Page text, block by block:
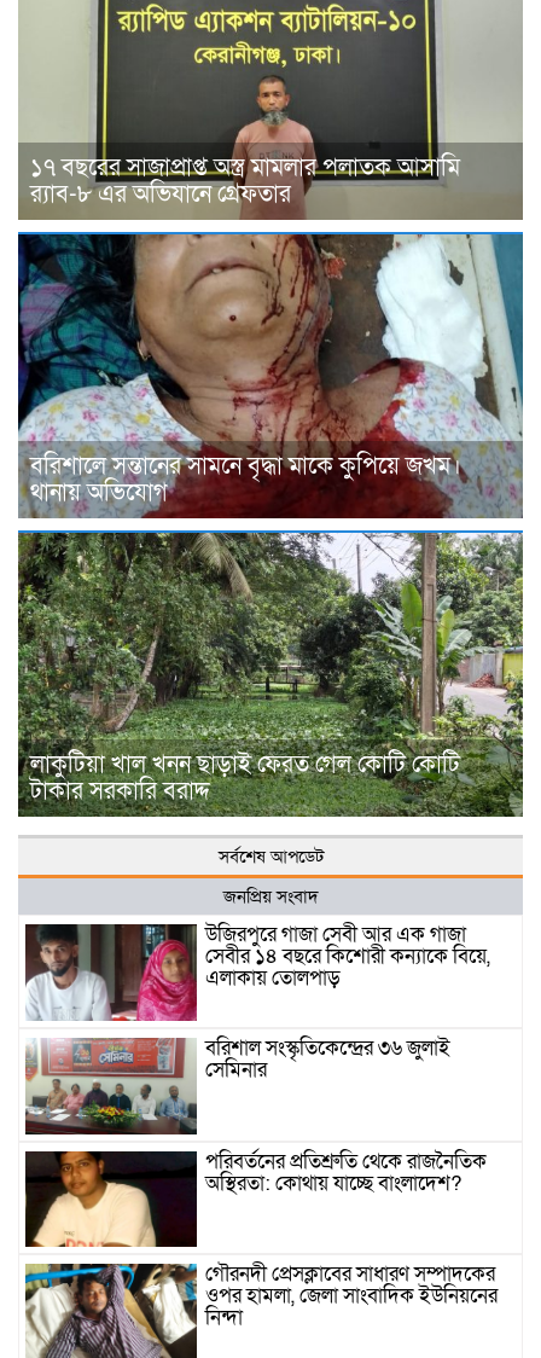
১৭ বছরের সাজাপ্রাপ্ত অস্ত্র মামলার পলাতক আসামি
র‍্যাব-৮ এর অভিযানে গ্রেফতার
বরিশালে সন্তানের সামনে বৃদ্ধা মাকে কুপিয়ে জখম।
থানায় অভিযোগ
লাকুটিয়া খাল খনন ছাড়াই ফেরত গেল কোটি কোটি
টাকার সরকারি বরাদ্দ
সর্বশেষ আপডেট
জনপ্রিয় সংবাদ
উজিরপুরে গাজা সেবী আর এক গাজা
সেবীর ১৪ বছরে কিশোরী কন্যাকে বিয়ে,
এলাকায় তোলপাড়
বরিশাল সংস্কৃতিকেন্দ্রের ৩৬ জুলাই
সেমিনার
পরিবর্তনের প্রতিশ্রুতি থেকে রাজনৈতিক
অস্থিরতা: কোথায় যাচ্ছে বাংলাদেশ?
গৌরনদী প্রেসক্লাবের সাধারণ সম্পাদকের
ওপর হামলা, জেলা সাংবাদিক ইউনিয়নের
নিন্দা